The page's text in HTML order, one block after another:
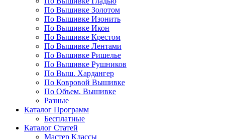
По Вышивке Золотом
По Вышивке Изонить
По Вышивке Икон
По Вышивке Крестом
По Вышивке Лентами
По Вышивке Ришелье
По Вышивке Рушников
По Выш. Хардангер
По Ковровой Вышивке
По Объем. Вышивке
Разные
Каталог Программ
Бесплатные
Каталог Статей
Мастер Классы